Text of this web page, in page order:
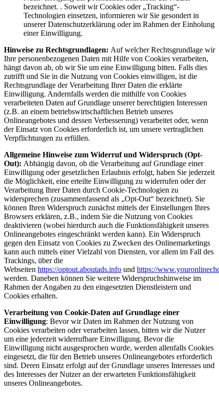
bezeichnet. . Soweit wir Cookies oder „Tracking“-
Technologien einsetzen, informieren wir Sie gesondert in
unserer Datenschutzerklärung oder im Rahmen der Einholung
einer Einwilligung.
Hinweise zu Rechtsgrundlagen: Auf welcher Rechtsgrundlage wir
Ihre personenbezogenen Daten mit Hilfe von Cookies verarbeiten,
hängt davon ab, ob wir Sie um eine Einwilligung bitten. Falls dies
zutrifft und Sie in die Nutzung von Cookies einwilligen, ist die
Rechtsgrundlage der Verarbeitung Ihrer Daten die erklärte
Einwilligung. Andernfalls werden die mithilfe von Cookies
verarbeiteten Daten auf Grundlage unserer berechtigten Interessen
(z.B. an einem betriebswirtschaftlichen Betrieb unseres
Onlineangebotes und dessen Verbesserung) verarbeitet oder, wenn
der Einsatz von Cookies erforderlich ist, um unsere vertraglichen
Verpflichtungen zu erfüllen.
Allgemeine Hinweise zum Widerruf und Widerspruch (Opt-
Out): Abhängig davon, ob die Verarbeitung auf Grundlage einer
Einwilligung oder gesetzlichen Erlaubnis erfolgt, haben Sie jederzeit
die Möglichkeit, eine erteilte Einwilligung zu widerrufen oder der
Verarbeitung Ihrer Daten durch Cookie-Technologien zu
widersprechen (zusammenfassend als „Opt-Out“ bezeichnet). Sie
können Ihren Widerspruch zunächst mittels der Einstellungen Ihres
Browsers erklären, z.B., indem Sie die Nutzung von Cookies
deaktivieren (wobei hierdurch auch die Funktionsfähigkeit unseres
Onlineangebotes eingeschränkt werden kann). Ein Widerspruch
gegen den Einsatz von Cookies zu Zwecken des Onlinemarketings
kann auch mittels einer Vielzahl von Diensten, vor allem im Fall des
Trackings, über die
Webseiten https://optout.aboutads.info und https://
werden. Daneben können Sie weitere Widerspruchshinweise im
Rahmen der Angaben zu den eingesetzten Dienstleistern und
Cookies erhalten.
Verarbeitung von Cookie-Daten auf Grundlage einer
Einwilligung: Bevor wir Daten im Rahmen der Nutzung von
Cookies verarbeiten oder verarbeiten lassen, bitten wir die Nutzer
um eine jederzeit widerrufbare Einwilligung. Bevor die
Einwilligung nicht ausgesprochen wurde, werden allenfalls Cookies
eingesetzt, die für den Betrieb unseres Onlineangebotes erforderlich
sind. Deren Einsatz erfolgt auf der Grundlage unseres Interesses und
des Interesses der Nutzer an der erwarteten Funktionsfähigkeit
unseres Onlineangebotes.